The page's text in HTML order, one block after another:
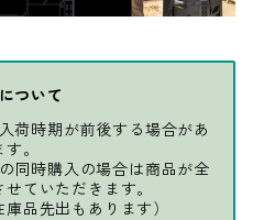
ついて
荷時期が前後する場合があ
す。
同時購入の場合は商品が全
ていただきます。
品先出もあります）